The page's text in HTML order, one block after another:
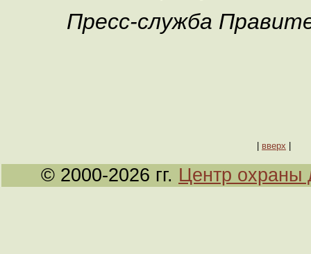
Пресс-служба
вверх
© 2000-2026 гг. Центр охраны